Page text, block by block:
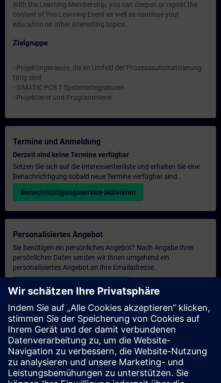
With the Learning Membership, you can deepen or repeat the
content of this Learning Event as well as continue your
education on other interesting topics.
Zielgruppe
- Projektingenieure, die im Umfeld der Prozessautomatisierung
tätig sind
- SIMATIC PCS 7 Systemintegratoren
- Projektierer und Programmierer
Termine und Anmeldung
Derzeit sind keine Termine verfügbar
Setzen Sie sich auf die Interessentenliste und erhalten Sie eine
Benachrichtigung sobald neue Termine verfügbar sind.
Benachrichtigungsservice aktivieren
Personalisiertes Angebot
Sie benötigen ein persönliches Angebot? Nach Angabe Ihrer
persönlichen Daten senden wir Ihnen umgehend ein
personalisiertes Angebot an Ihre Emailadresse.
Persönliches Angebot zusenden
Anfrage Exklusivtraining
Haben Sie Bedarf an einem höheren Schulungsangebot und
brauchen ein exklusives Training – entweder vor Ort bei Ihnen,
virtuell oder in einem SITRAIN Trainingscenter? Nachdem Sie
uns Ihre persönlichen Daten und Ihren Trainingsbedarf
übermittelt haben, bekommen Sie von uns ein Angebot für eine